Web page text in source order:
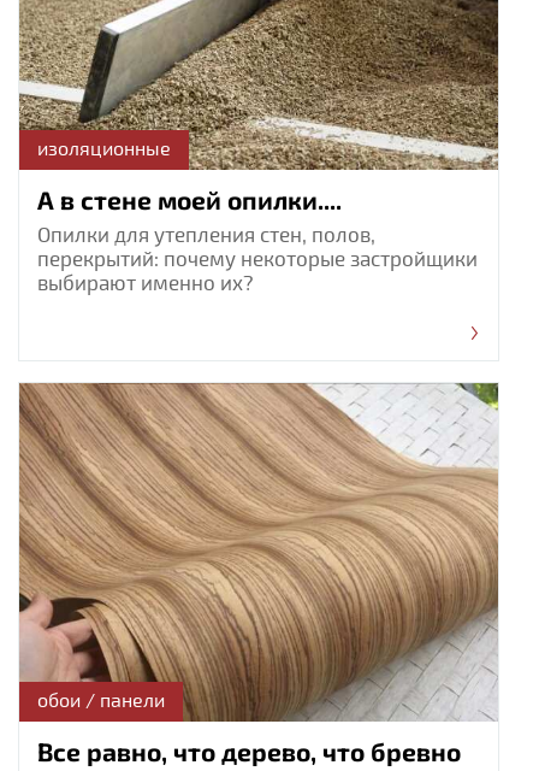
изоляционные
А в стене моей опилки....
Опилки для утепления стен, полов,
перекрытий: почему некоторые застройщики
выбирают именно их?
обои / панели
Все равно, что дерево, что бревно